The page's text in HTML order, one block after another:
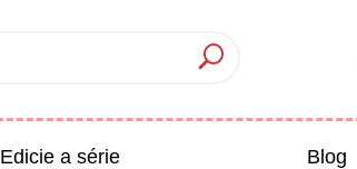
Edicie a série Blog